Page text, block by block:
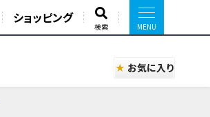
ショッピング
検索
お気に入り